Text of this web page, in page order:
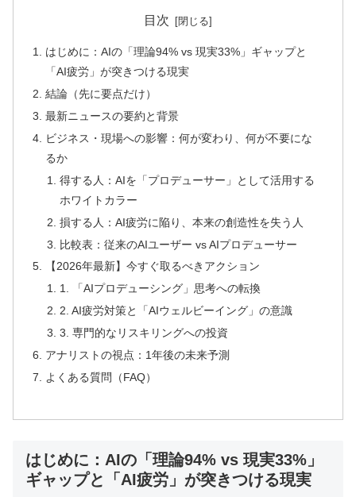
目次
はじめに：AIの「理論94% vs 現実33%」ギャップと
「AI疲労」が突きつける現実
結論（先に要点だけ）
最新ニュースの要約と背景
ビジネス・現場への影響：何が変わり、何が不要にな
るか
得する人：AIを「プロデューサー」として活用する
ホワイトカラー
損する人：AI疲労に陥り、本来の創造性を失う人
比較表：従来のAIユーザー vs AIプロデューサー
【2026年最新】今すぐ取るべきアクション
1. 「AIプロデューシング」思考への転換
2. AI疲労対策と「AIウェルビーイング」の意識
3. 専門的なリスキリングへの投資
アナリストの視点：1年後の未来予測
よくある質問（FAQ）
はじめに：AIの「理論94% vs 現実33%」
ギャップと「AI疲労」が突きつける現実